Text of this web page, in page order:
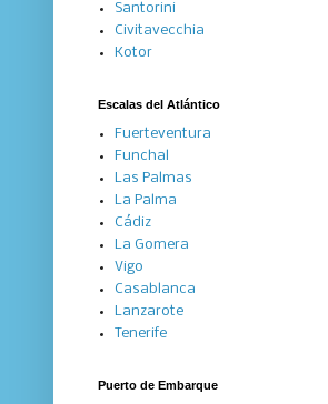
Santorini
Civitavecchia
Kotor
Escalas del Atlántico
Fuerteventura
Funchal
Las Palmas
La Palma
Cádiz
La Gomera
Vigo
Casablanca
Lanzarote
Tenerife
Puerto de Embarque